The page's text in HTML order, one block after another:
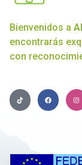
Bienvenidos a
encontrarás
con